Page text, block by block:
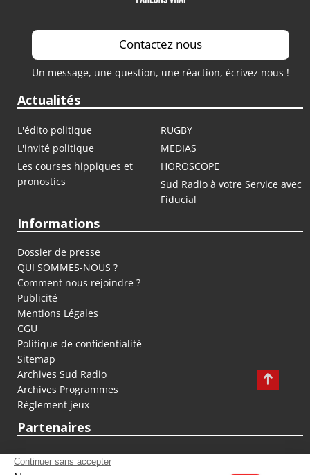
Contactez nous
Un message, une question, une réaction, écrivez nous !
Actualités
L'édito politique
RUGBY
L'invité politique
MEDIAS
Les courses hippiques et
pronostics
HOROSCOPE
Sud Radio à votre Service avec
Fiducial
Informations
Dossier de presse
QUI SOMMES-NOUS ?
Comment nous rejoindre ?
Publicité
Mentions Légales
CGU
Politique de confidentialité
Sitemap
Archives Sud Radio
Archives Programmes
Règlement jeux
Partenaires
fiducial.fr